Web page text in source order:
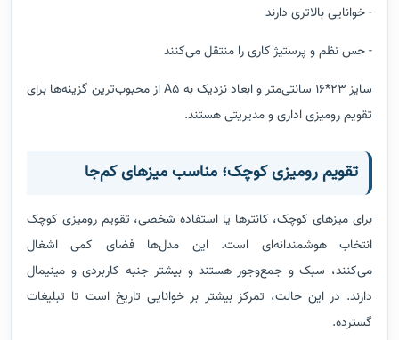
- خوانایی بالاتری دارند
- حس نظم و پرستیژ کاری را منتقل می‌کنند
سایز ۲۳*۱۶ سانتی‌متر و ابعاد نزدیک به A5 از محبوب‌ترین گزینه‌ها برای
تقویم رومیزی اداری و مدیریتی هستند.
تقویم رومیزی کوچک؛ مناسب میزهای کم‌جا
برای میزهای کوچک، کانترها یا استفاده شخصی، تقویم رومیزی کوچک
انتخاب هوشمندانه‌ای است. این مدل‌ها فضای کمی اشغال
می‌کنند، سبک و جمع‌وجور هستند و بیشتر جنبه کاربردی و مینیمال
دارند. در این حالت، تمرکز بیشتر بر خوانایی تاریخ است تا تبلیغات
گسترده.